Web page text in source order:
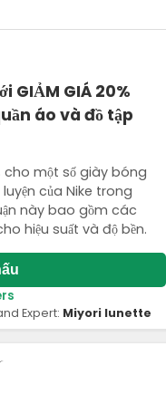
GIẢM GIÁ 20%
áo và đồ tập
cho một số giày bóng
của Nike trong
này bao gồm các
hiệu suất và độ bền.
Expert: Miyori lunette